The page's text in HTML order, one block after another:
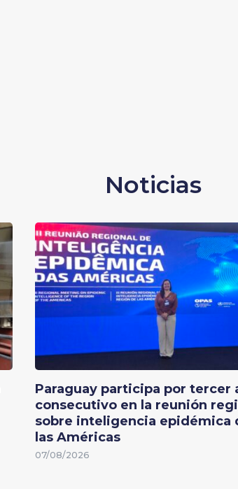
Noticias
Paraguay participa por tercer
consecutivo en la reunión
sobre inteligencia epidémica
las Américas
07/08/2026